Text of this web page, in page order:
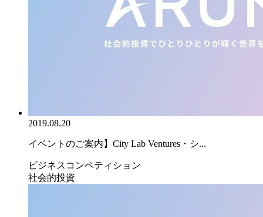
2019.08.20
イベントのご案内】City Lab Ventures・シ...
ビジネスコンペティション
社会的投資